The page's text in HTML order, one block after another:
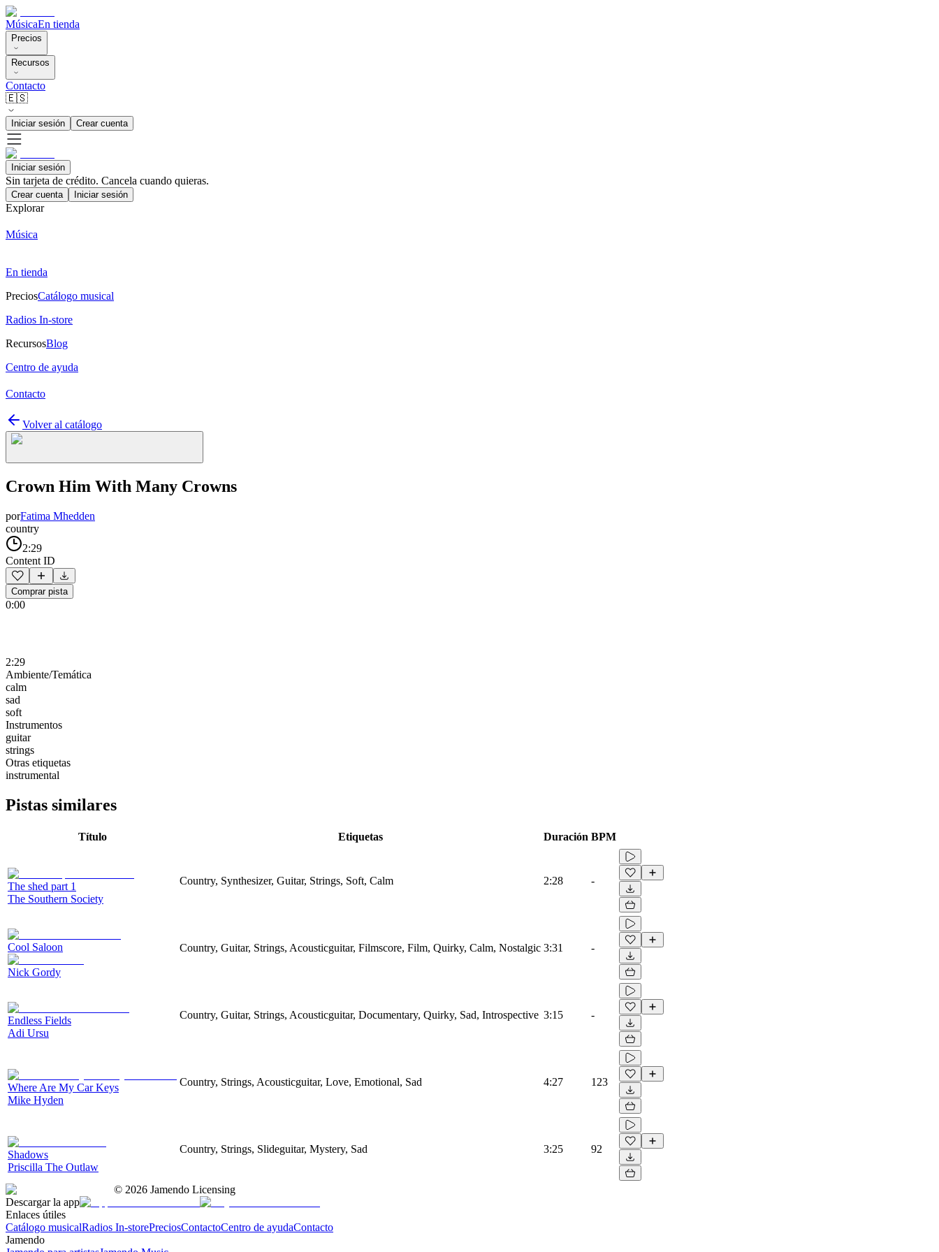
MúsicaEn tienda
Precios
Recursos
Contacto
🇪🇸
Iniciar sesión Crear cuenta
Iniciar sesión
Sin tarjeta de crédito. Cancela cuando quieras.
Crear cuenta Iniciar sesión
Explorar
Música
En tienda
PreciosCatálogo musical
Radios In-store
RecursosBlog
Centro de ayuda
Contacto
Volver al catálogo
Crown Him With Many Crowns
porFatima Mhedden
country
2:29
Content ID
Comprar pista
0:00
2:29
Ambiente/Temática
calm
sad
soft
Instrumentos
guitar
strings
Otras etiquetas
instrumental
Pistas similares
Título Etiquetas Duración BPM
The shed part 1
The Southern Society
Country, Synthesizer, Guitar, Strings, Soft, Calm 2:28 -
Cool Saloon
Nick Gordy
Country, Guitar, Strings, Acousticguitar, Filmscore, Film, Quirky, Calm, Nostalgic 3:31 -
Endless Fields
Adi Ursu
Country, Guitar, Strings, Acousticguitar, Documentary, Quirky, Sad, Introspective 3:15 -
Where Are My Car Keys
Mike Hyden
Country, Strings, Acousticguitar, Love, Emotional, Sad 4:27 123
Shadows
Priscilla The Outlaw
Country, Strings, Slideguitar, Mystery, Sad 3:25 92
© 2026 Jamendo Licensing
Descargar la app
Enlaces útiles
Catálogo musicalRadios In-storePreciosContactoCentro de ayudaContacto
Jamendo